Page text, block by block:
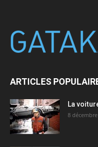
ARTICLES
La
8